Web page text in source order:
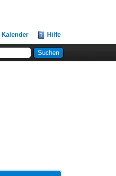
Kalender Hilfe